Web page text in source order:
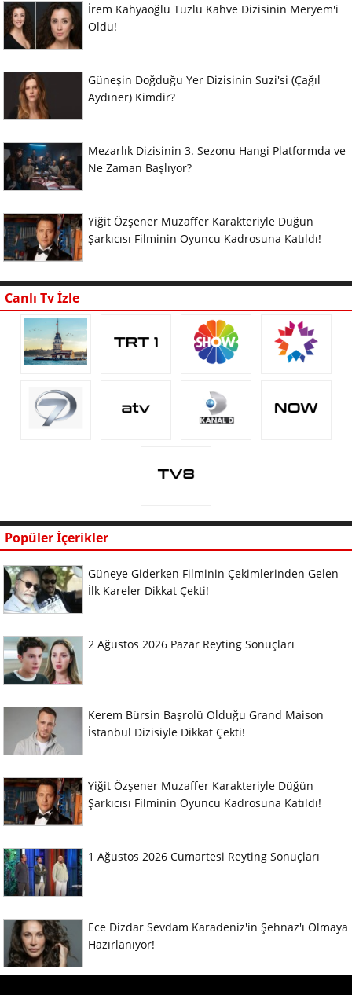
İrem Kahyaoğlu Tuzlu Kahve Dizisinin Meryem'i
Oldu!
Güneşin Doğduğu Yer Dizisinin Suzi'si (Çağıl
Aydıner) Kimdir?
Mezarlık Dizisinin 3. Sezonu Hangi Platformda ve
Ne Zaman Başlıyor?
Yiğit Özşener Muzaffer Karakteriyle Düğün
Şarkıcısı Filminin Oyuncu Kadrosuna Katıldı!
Canlı Tv İzle
Popüler İçerikler
Güneye Giderken Filminin Çekimlerinden Gelen
İlk Kareler Dikkat Çekti!
2 Ağustos 2026 Pazar Reyting Sonuçları
Kerem Bürsin Başrolü Olduğu Grand Maison
İstanbul Dizisiyle Dikkat Çekti!
Yiğit Özşener Muzaffer Karakteriyle Düğün
Şarkıcısı Filminin Oyuncu Kadrosuna Katıldı!
1 Ağustos 2026 Cumartesi Reyting Sonuçları
Ece Dizdar Sevdam Karadeniz'in Şehnaz'ı Olmaya
Hazırlanıyor!